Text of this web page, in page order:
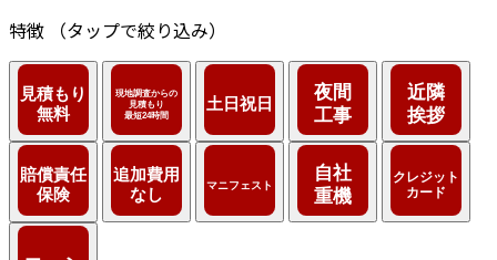
特徴
（タップで絞り込み）